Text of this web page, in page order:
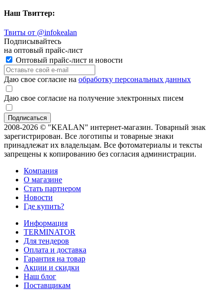
Наш Твиттер:
Твиты от @infokealan
Подписывайтесь
на оптовый прайс-лист
Оптовый прайс-лист и новости
Даю свое согласие на обработку персональных данных
Даю свое согласие на получение электронных писем
2008-2026 © "KEALAN" интернет-магазин. Товарный знак
зарегистрирован. Все логотипы и товарные знаки
принадлежат их владельцам. Все фотоматериалы и тексты
запрещены к копированию без согласия администрации.
Компания
О магазине
Стать партнером
Новости
Где купить?
Информация
TERMINATOR
Для тендеров
Оплата и доставка
Гарантия на товар
Акции и скидки
Наш блог
Поставщикам